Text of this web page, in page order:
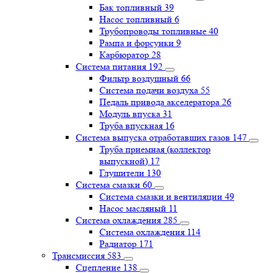
Бак топливный 39
Насос топливный 6
Трубопроводы топливные 40
Рампа и форсунки 9
Карбюратор 28
Система питания 192
Фильтр воздушный 66
Система подачи воздуха 55
Педаль привода акселератора 26
Модуль впуска 31
Труба впускная 16
Система выпуска отработавших газов 147
Труба приемная (коллектор
выпускной) 17
Глушители 130
Система смазки 60
Система смазки и вентиляции 49
Насос масляный 11
Система охлаждения 285
Система охлаждения 114
Радиатор 171
Трансмиссия 583
Сцепление 138